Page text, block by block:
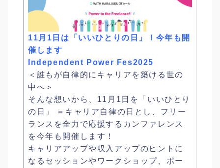
11月1日は「いいひとりの日」！今年も開
催します
Independent Power Fes2025
＜誰もが自律的にキャリアを築ける世の
中へ＞
そんな想いから、11月1日を「いいひとり
の日」 ＝キャリア自律の日とし、フリー
ランスを全力で応援するカンファレンス
を今年も開催します！
キャリアアップや収入アップのヒントに
なるセッションやワークショップ、ポー